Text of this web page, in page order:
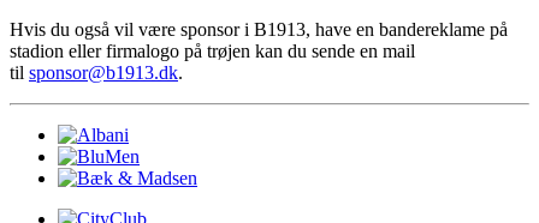
Hvis du også vil være sponsor i B1913, have en bandereklame på
stadion eller firmalogo på trøjen kan du sende en mail
til sponsor@b1913.dk.